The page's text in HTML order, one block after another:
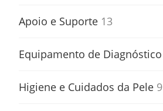
Apoio e Suporte 13
Equipamento de Diagnóstico
Higiene e Cuidados da Pele 9